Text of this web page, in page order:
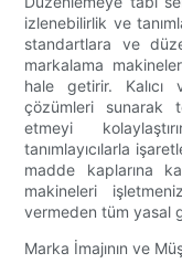
izlenebilirlik ve
standartlara ve
markalama
hale getirir. Kalıcı
çözümleri sunarak
etmeyi
tanımlayıcılarla
madde kaplarına
makineleri
vermeden tüm yasal
Marka İmajının ve